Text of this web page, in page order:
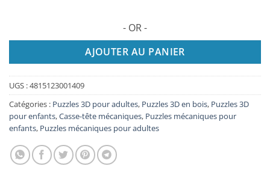
- OR -
AJOUTER AU PANIER
UGS :4815123001409
Catégories : Puzzles 3D pour adultes, Puzzles 3D en bois, Puzzles 3D
pour enfants,Casse-tête mécaniques, Puzzles mécaniques pour
enfants, Puzzles mécaniques pour adultes